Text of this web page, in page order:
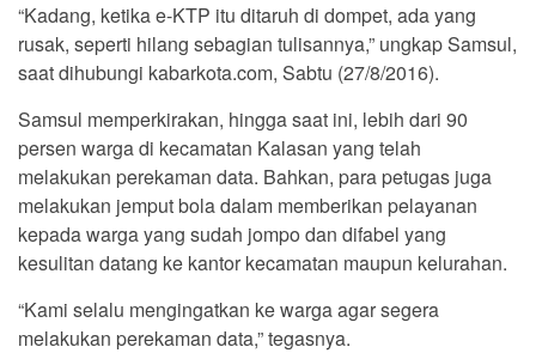
“Kadang, ketika e-KTP itu ditaruh di dompet, ada yang
rusak, seperti hilang sebagian tulisannya,” ungkap Samsul,
saat dihubungi kabarkota.com, Sabtu (27/8/2016).
Samsul memperkirakan, hingga saat ini, lebih dari 90
persen warga di kecamatan Kalasan yang telah
melakukan perekaman data. Bahkan, para petugas juga
melakukan jemput bola dalam memberikan pelayanan
kepada warga yang sudah jompo dan difabel yang
kesulitan datang ke kantor kecamatan maupun kelurahan.
“Kami selalu mengingatkan ke warga agar segera
melakukan perekaman data,” tegasnya.